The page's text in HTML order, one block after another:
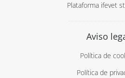
Plataforma ifevet
Aviso
Política de
Política de